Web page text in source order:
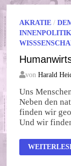
AKRATIE /
INNENPOLITIK
vonHarald
Uns
Neben den
finden wir
Und wir
MACHT